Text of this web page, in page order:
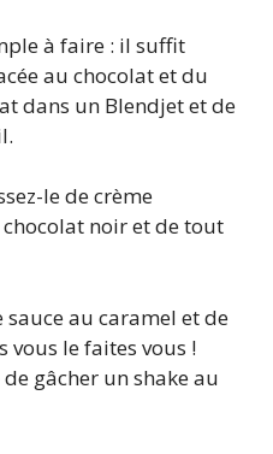
à faire : il suffit
au chocolat et du
dans un Blendjet et de
le de crème
noir et de tout
sauce au caramel et de
vous le faites vous !
gâcher un shake au